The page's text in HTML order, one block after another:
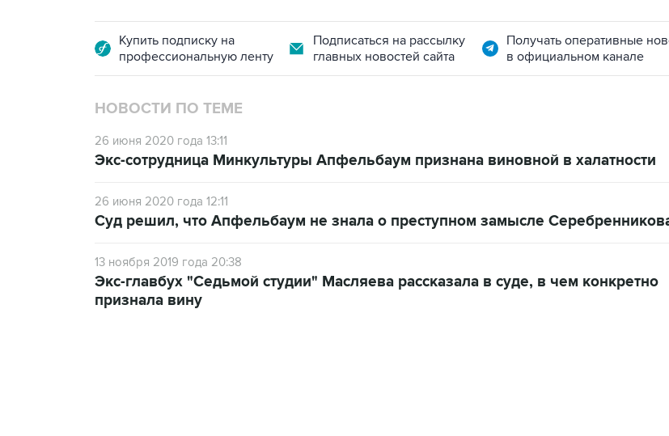
Купить подписку на
профессиональную ленту
Подписаться на рассылку
главных новостей сайта
Получать оперативные
в официальном канале
НОВОСТИ ПО ТЕМЕ
26 июня 2020 года 13:11
Экс-сотрудница Минкультуры Апфельбаум признана виновной в халатности
26 июня 2020 года 12:11
Суд решил, что Апфельбаум не знала о преступном замысле
13 ноября 2019 года 20:38
Экс-главбух "Седьмой студии" Масляева рассказала в суде, в чем конкретно
признала вину